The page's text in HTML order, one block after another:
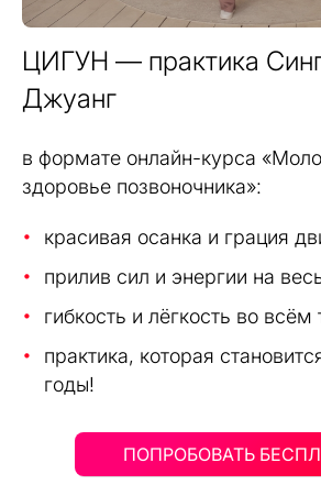
ЦИГУН — практика
Джуанг
в формате онлайн-курса
здоровье позвоночника»:
красивая осанка и грация
прилив сил и энергии на
гибкость и лёгкость во всём
практика, которая
годы!
ПОПРОБОВАТЬ